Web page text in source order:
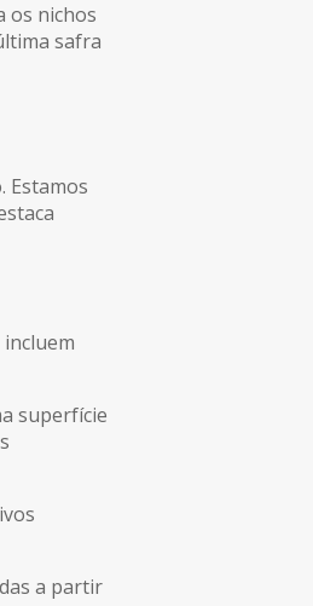
os nichos
safra
Estamos
superfície
a partir